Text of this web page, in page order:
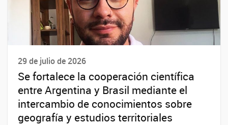
29 de julio de 2026
Se fortalece la cooperación científica
entre Argentina y Brasil mediante el
intercambio de conocimientos sobre
geografía y estudios territoriales